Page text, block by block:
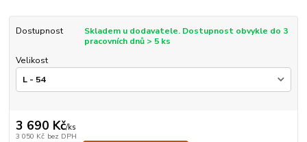
Dostupnost
Skladem u dodavatele. Dostupnost obvykle do 3
pracovních dnů > 5 ks
Velikost
3 690 Kč/ks
3 050 Kč bez DPH